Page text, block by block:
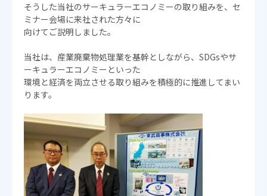
そうした当社のサーキュラーエコノミーの取り組みを、セ
ミナー会場に来社された方々に
向けてご説明しました。
当社は、産業廃棄物処理業を基幹としながら、SDGsやサ
ーキュラーエコノミーといった
環境と経済を両立させる取り組みを積極的に推進してまい
ります。